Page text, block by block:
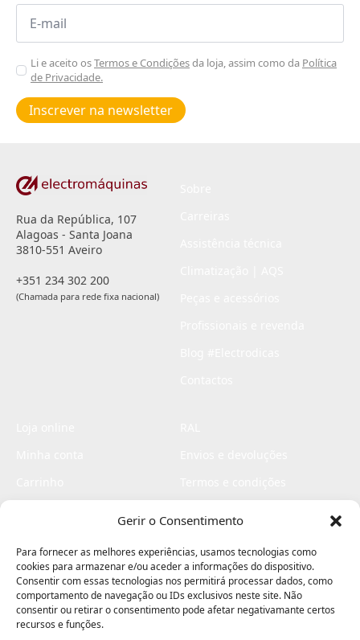
Gerir o Consentimento
Para fornecer as melhores experiências, usamos tecnologias como
cookies para armazenar e/ou aceder a informações do dispositivo.
Consentir com essas tecnologias nos permitirá processar dados, como
comportamento de navegação ou IDs exclusivos neste site. Não
consentir ou retirar o consentimento pode afetar negativamante certos
recursos e funções.
Email
Aceitar
Poiticas
de
privacidade
Li e aceito osTermos e Condiçõesda loja, assim como da Política
de Privacidade.
Inscrever na newsletter
Rua da República, 107
Alagoas - Santa Joana
3810-551 Aveiro
+351 234 302 200
(Chamada para rede fixa nacional)
Livro de elogios